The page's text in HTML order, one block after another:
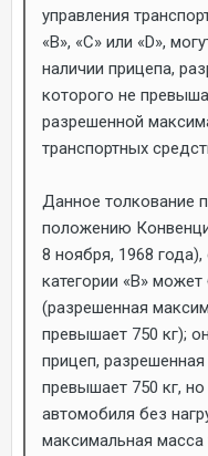
управления
«В», «С» или «D»,
наличии прицепа,
которого не
разрешенной
транспортных
Данное толкование
положению
8 ноября, 1968
категории «В» может
(разрешенная
превышает 750 кг);
прицеп,
превышает 750 кг,
автомобиля без
максимальная